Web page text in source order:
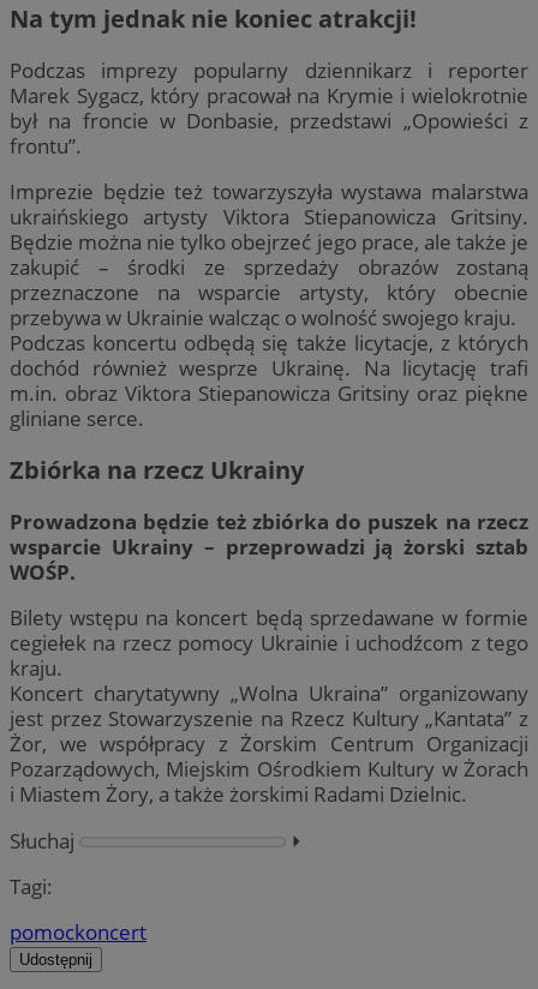
Na tym jednak nie koniec atrakcji!
Podczas imprezy popularny dziennikarz i reporter
Marek Sygacz, który pracował na Krymie i wielokrotnie
był na froncie w Donbasie, przedstawi „Opowieści z
frontu”.
Imprezie będzie też towarzyszyła wystawa malarstwa
ukraińskiego artysty Viktora Stiepanowicza Gritsiny.
Będzie można nie tylko obejrzeć jego prace, ale także je
zakupić – środki ze sprzedaży obrazów zostaną
przeznaczone na wsparcie artysty, który obecnie
przebywa w Ukrainie walcząc o wolność swojego kraju.
Podczas koncertu odbędą się także licytacje, z których
dochód również wesprze Ukrainę. Na licytację trafi
m.in. obraz Viktora Stiepanowicza Gritsiny oraz piękne
gliniane serce.
Zbiórka na rzecz Ukrainy
Prowadzona będzie też zbiórka do puszek na rzecz
wsparcie Ukrainy – przeprowadzi ją żorski sztab
WOŚP.
Bilety wstępu na koncert będą sprzedawane w formie
cegiełek na rzecz pomocy Ukrainie i uchodźcom z tego
kraju.
Koncert charytatywny „Wolna Ukraina” organizowany
jest przez Stowarzyszenie na Rzecz Kultury „Kantata” z
Żor, we współpracy z Żorskim Centrum Organizacji
Pozarządowych, Miejskim Ośrodkiem Kultury w Żorach
i Miastem Żory, a także żorskimi Radami Dzielnic.
Słuchaj
⏵︎
Tagi:
pomockoncert
Udostępnij